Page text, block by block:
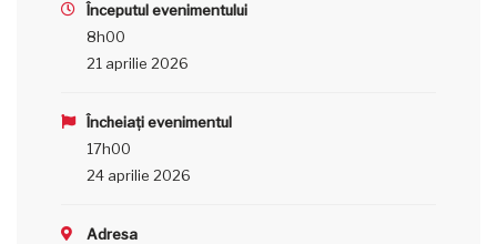
Începutul evenimentului
8h00
21 aprilie 2026
Încheiați evenimentul
17h00
24 aprilie 2026
Adresa